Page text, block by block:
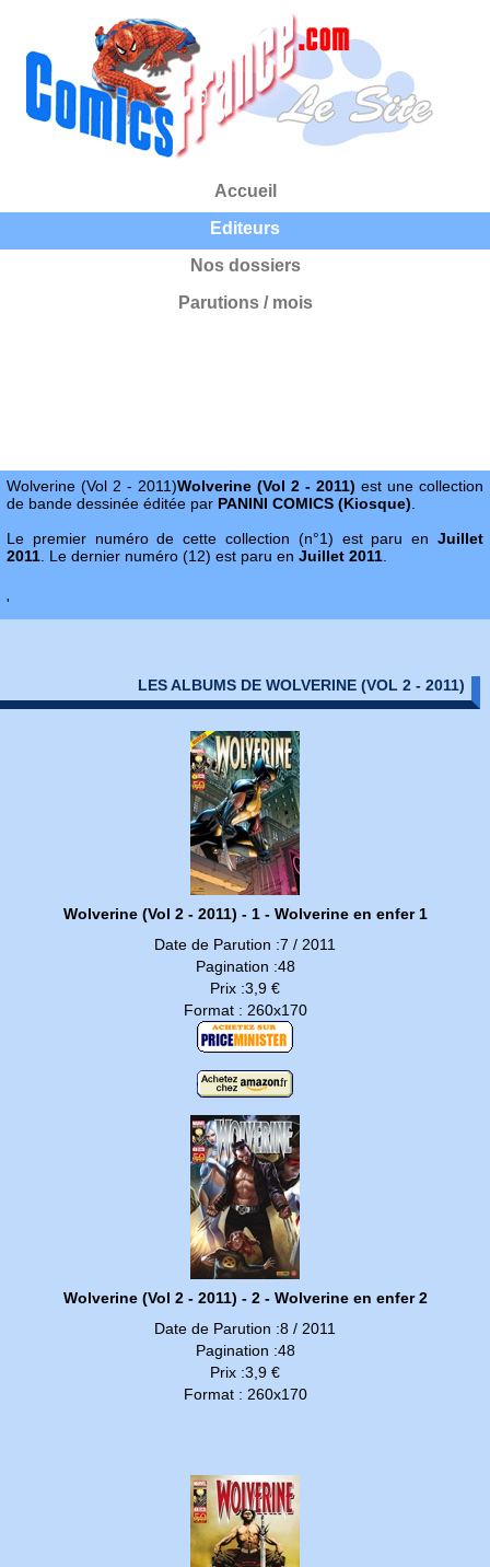
Accueil
Editeurs
Nos dossiers
Parutions / mois
Wolverine (Vol 2 - 2011)Wolverine (Vol 2 - 2011) est une collection
de bande dessinée éditée par PANINI COMICS (Kiosque)
Le premier numéro de cette collection (n°1) est paru en Juillet
2011 . Le dernier numéro (12) est paru en Juillet 2011
'
LES ALBUMS DE WOLVERINE (VOL 2 - 2011)
Wolverine (Vol 2 - 2011) - 1 - Wolverine en enfer 1
Date de Parution :7 / 2011
Pagination :48
Prix :3,9 €
Format : 260x170
Wolverine (Vol 2 - 2011) - 2 - Wolverine en enfer 2
Date de Parution :8 / 2011
Pagination :48
Prix :3,9 €
Format : 260x170